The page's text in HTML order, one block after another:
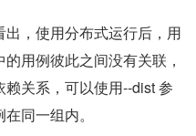
，使用分布式运行后，用
用例彼此之间没有关联，
关系，可以使用--dist 参
同一组内。